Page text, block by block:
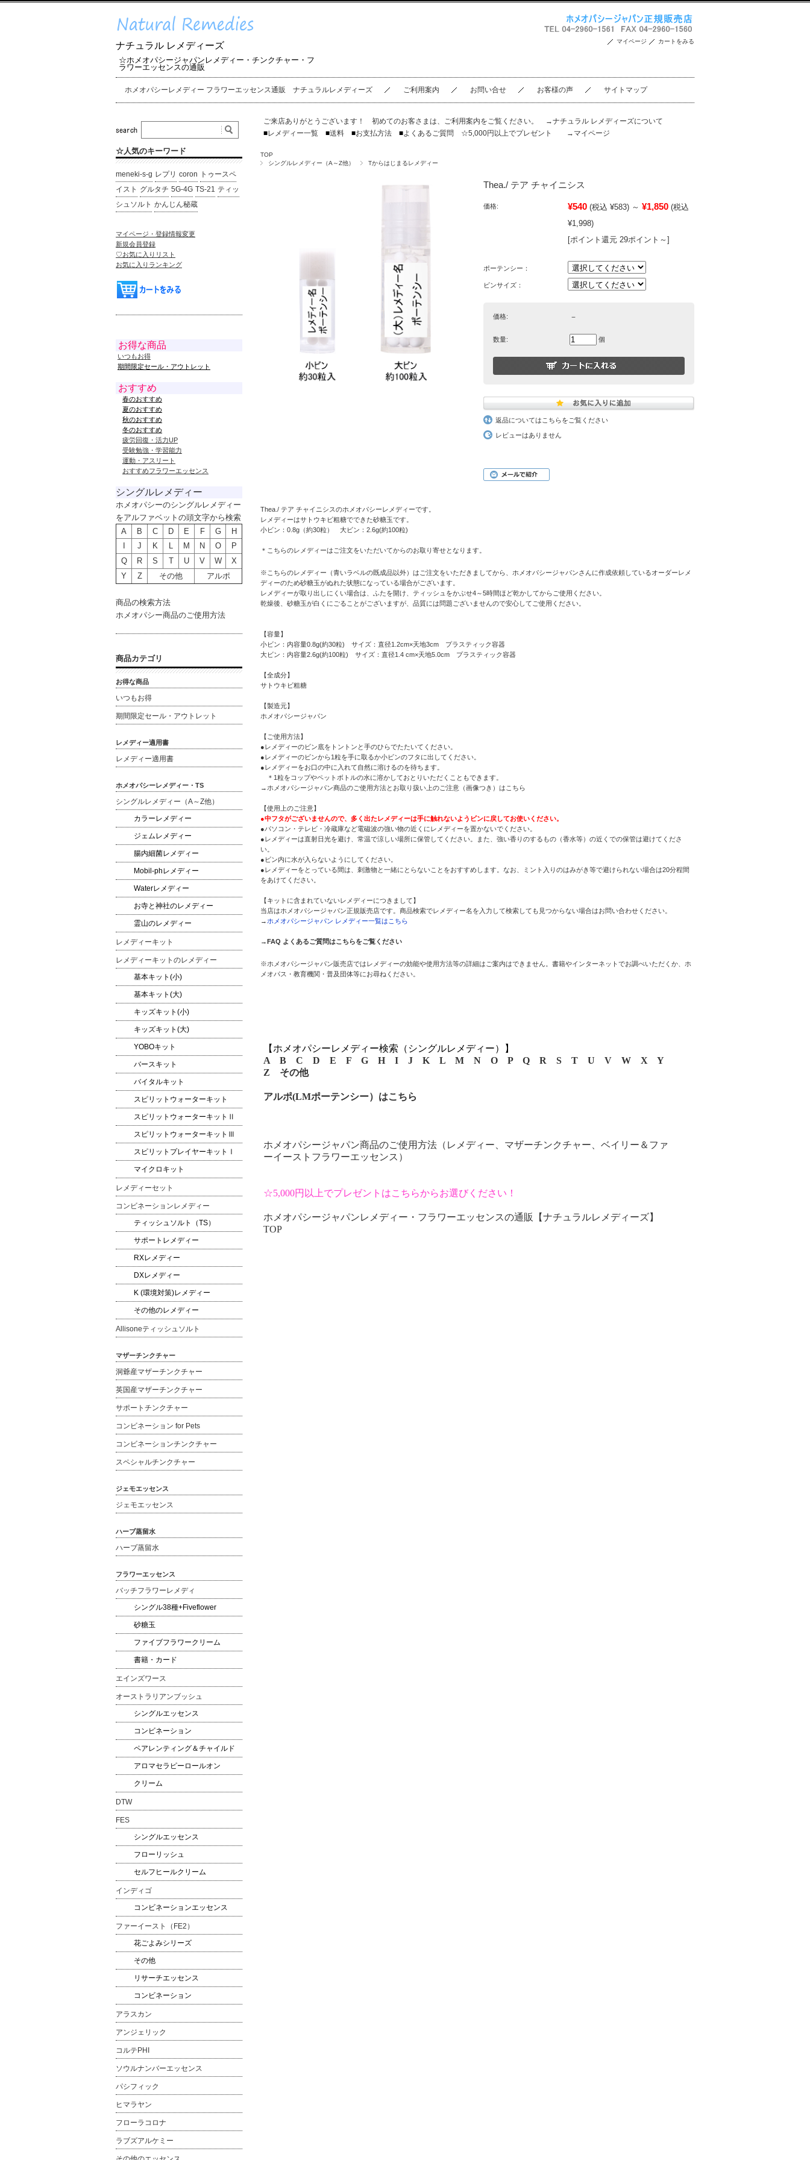
ナチュラル レメディーズ
☆ホメオパシージャパンレメディー・チンクチャー・フ
ラワーエッセンスの通販
マイページ カートをみる
ホメオパシーレメディー フラワーエッセンス通販 ナチュラルレメディーズ ご利用案内 お問い合せ お客様の声 サイトマップ
ご来店ありがとうございます！ 初めてのお客さまは、 ご利用案内をご覧ください。
→ナチュラル レメディーズについて
■レメディー一覧 ■送料 ■お支払方法 ■よくあるご質問 ☆5,000円以上でプレゼント →マイページ
TOP
シングルレメディー（A～Z他）
Tからはじまるレメディー
Thea./ テア チャイニシス
価格: ¥540 (税込 ¥583) ～ ¥1,850 (税込
¥1,998)
[ポイント還元 29ポイント～]
ポーテンシー：
ビンサイズ：
価格: －
数量: 個
返品についてはこちらをご覧ください
レビューはありません
Thea./ テア チャイニシスのホメオパシーレメディーです。
レメディーはサトウキビ粗糖でできた砂糖玉です。
小ビン：0.8g（約30粒） 大ビン：2.6g(約100粒)
＊こちらのレメディーはご注文をいただいてからのお取り寄せとなります。
※こちらのレメディー（青いラベルの既成品以外）はご注文をいただきましてから、ホメオパシージャパンさんに作成依頼しているオーダーレメ
ディーのため砂糖玉がぬれた状態になっている場合がございます。
レメディーが取り出しにくい場合は、ふたを開け、ティッシュをかぶせ4～5時間ほど乾かしてからご使用ください。
乾燥後、砂糖玉が白くにごることがございますが、品質には問題ございませんので安心してご使用ください。
【容量】
小ビン：内容量0.8g(約30粒) サイズ：直径1.2cm×天地3cm プラスティック容器
大ビン：内容量2.6g(約100粒) サイズ：直径1.4 cm×天地5.0cm プラスティック容器
【全成分】
サトウキビ粗糖
【製造元】
ホメオパシージャパン
【ご使用方法】
●レメディーのビン底をトントンと手のひらでたたいてください。
●レメディーのビンから1粒を手に取るか小ビンのフタに出してください。
●レメディーをお口の中に入れて自然に溶けるのを待ちます。
＊1粒をコップやペットボトルの水に溶かしておとりいただくこともできます。
→ホメオパシージャパン商品のご使用方法とお取り扱い上のご注意（画像つき）はこちら
【使用上のご注意】
●中フタがございませんので、多く出たレメディーは手に触れないようビンに戻してお使いください。
●パソコン・テレビ・冷蔵庫など電磁波の強い物の近くにレメディーを置かないでください。
●レメディーは直射日光を避け、常温で涼しい場所に保管してください。また、強い香りのするもの（香水等）の近くでの保管は避けてくださ
い。
●ビン内に水が入らないようにしてください。
●レメディーをとっている間は、刺激物と一緒にとらないことをおすすめします。なお、ミント入りのはみがき等で避けられない場合は20分程間
をあけてください。
【キットに含まれていないレメディーにつきまして】
当店はホメオパシージャパン正規販売店です。商品検索でレメディー名を入力して検索しても見つからない場合はお問い合わせください。
→ ホメオパシージャパン レメディー一覧はこちら
→FAQ よくあるご質問はこちらをご覧ください
※ホメオパシージャパン販売店ではレメディーの効能や使用方法等の詳細はご案内はできません。書籍やインターネットでお調べいただくか、ホ
メオパス・教育機関・普及団体等にお尋ねください。
【ホメオパシーレメディー検索（シングルレメディー）】
A
B C D E F G H I J K L M N O P Q R S T U V W X
Y
Z
その他
アルポ(LMポーテンシー）はこちら
ホメオパシージャパン商品のご使用方法（レメディー、マザーチンクチャー、ベイリー＆ファ
ーイーストフラワーエッセンス）
☆5,000円以上でプレゼントはこちらからお選びください！
ホメオパシージャパンレメディー・フラワーエッセンスの通販【ナチュラルレメディーズ】
TOP
☆人気のキーワード
meneki-s-g レプリ coron
トゥースペ
イスト グルタチ 5G-4G TS-21 ティッ
シュソルト かんじん秘蔵
マイページ・登録情報変更
新規会員登録
♡お気に入りリスト
お気に入りランキング
お得な商品
いつもお得
期間限定セール・アウトレット
おすすめ
春のおすすめ
夏のおすすめ
秋のおすすめ
冬のおすすめ
疲労回復・活力UP
受験勉強・学習能力
運動・アスリート
おすすめフラワーエッセンス
シングルレメディー
ホメオパシーのシングルレメディー
をアルファベットの頭文字から検索
A
B C D E F G
H
J K L M N O
P
Q
R S T U V W
X
Y
Z その他 アルポ
商品の検索方法
ホメオパシー商品のご使用方法
商品カテゴリ
お得な商品
いつもお得
期間限定セール・アウトレット
レメディー適用書
レメディー適用書
ホメオパシーレメディー・TS
シングルレメディー（A～Z他）
カラーレメディー
ジェムレメディー
腸内細菌レメディー
Mobil-phレメディー
Waterレメディー
お寺と神社のレメディー
霊山のレメディー
レメディーキット
レメディーキットのレメディー
基本キット(小)
基本キット(大)
キッズキット(小)
キッズキット(大)
YOBOキット
バースキット
バイタルキット
スピリットウォーターキット
スピリットウォーターキットⅡ
スピリットウォーターキットⅢ
スピリットプレイヤーキットⅠ
マイクロキット
レメディーセット
コンビネーションレメディー
ティッシュソルト（TS）
サポートレメディー
RXレメディー
DXレメディー
K (環境対策)レメディー
その他のレメディー
Allisoneティッシュソルト
マザーチンクチャー
洞爺産マザーチンクチャー
英国産マザーチンクチャー
サポートチンクチャー
コンビネーション for Pets
コンビネーションチンクチャー
スペシャルチンクチャー
ジェモエッセンス
ジェモエッセンス
ハーブ蒸留水
ハーブ蒸留水
フラワーエッセンス
バッチフラワーレメディ
シングル38種+Fiveflower
砂糖玉
ファイブフラワークリーム
書籍・カード
エインズワース
オーストラリアンブッシュ
シングルエッセンス
コンビネーション
ペアレンティング＆チャイルド
アロマセラピーロールオン
クリーム
DTW
FES
シングルエッセンス
フローリッシュ
セルフヒールクリーム
インディゴ
コンビネーションエッセンス
ファーイースト（FE2）
花ごよみシリーズ
その他
リサーチエッセンス
コンビネーション
アラスカン
アンジェリック
コルテPHI
ソウルナンバーエッセンス
パシフィック
ヒマラヤン
フローラコロナ
ラブズアルケミー